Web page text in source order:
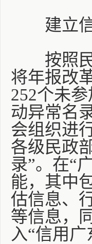
建立信
按照民
将年报改
252个未
动异常名
会组织进
各级民政
录”。在“
能，其中
估信息、
等信息，
入“信用